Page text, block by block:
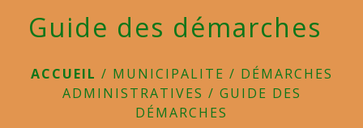
Guide des démarches
ACCUEIL / MUNICIPALITE / DÉMARCHES
ADMINISTRATIVES / GUIDE DES
DÉMARCHES